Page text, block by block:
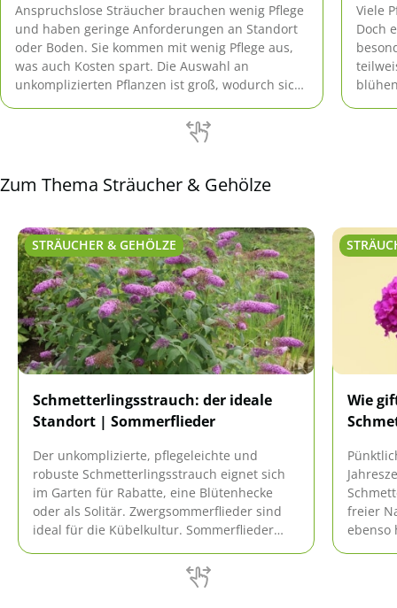
Anspruchslose Sträucher brauchen wenig Pflege
und haben geringe Anforderungen an Standort
oder Boden. Sie kommen mit wenig Pflege aus,
was auch Kosten spart. Die Auswahl an
unkomplizierten Pflanzen ist groß, wodurch sich
Viele
Doch
Zum Thema Sträucher & Gehölze
STRÄUCHER & GEHÖLZE
Schmetterlingsstrauch: der ideale
Standort | Sommerflieder
Der unkomplizierte, pflegeleichte und
robuste Schmetterlingsstrauch eignet sich
im Garten für Rabatte, eine Blütenhecke
oder als Solitär. Zwergsommerflieder sind
ideal für die Kübelkultur. Sommerflieder
Magnet für viele Schmetterlinge.
Wie
freier
ebenso